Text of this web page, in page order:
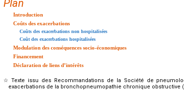
Plan
Introduction
Coûts des exacerbations
Coûts des exacerbations non hospitalisées
Coût des exacerbations hospitalisées
Modulation des conséquences socio-économiques
Financement
Déclaration de liens d’intérêts
☆ Texte issu des Recommandations de la Société de
exacerbations de la bronchopneumopathie chronique obstructive